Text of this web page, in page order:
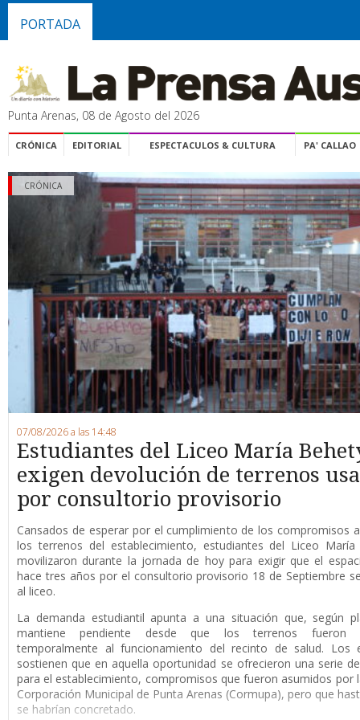
PORTADA
Punta Arenas, 08 de Agosto del 2026
CRÓNICA EDITORIAL ESPECTACULOS & CULTURA PA' CALLAO
CRÓNICA
07/08/2026 a las 14:48
Estudiantes del Liceo María
exigen devolución de terrenos
por consultorio provisorio
Cansados de esperar por el cumplimiento de los compromisos
los terrenos del establecimiento, estudiantes del Liceo
movilizaron durante la jornada de hoy para exigir que el
hace tres años por el consultorio provisorio 18 de Septiembre
al liceo.
La demanda estudiantil apunta a una situación que, según
mantiene pendiente desde que los terrenos fueron
temporalmente al funcionamiento del recinto de salud. Los
sostienen que en aquella oportunidad se ofrecieron una serie
para el establecimiento, compromisos que fueron asumidos por
Corporación Municipal de Punta Arenas (Cormupa), pero que
se habrían concretado.